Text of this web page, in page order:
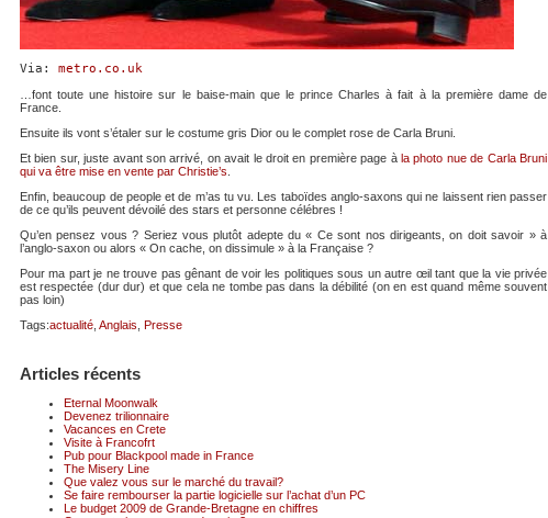
Via: metro.co.uk
…font toute une histoire sur le baise-main que le prince Charles à fait à la première dame de
France.
Ensuite ils vont s’étaler sur le costume gris Dior ou le complet rose de Carla Bruni.
Et bien sur, juste avant son arrivé, on avait le droit en première page à la photo nue de Carla Bruni
qui va être mise en vente par Christie’s
Enfin, beaucoup de people et de m’as tu vu. Les taboïdes anglo-saxons qui ne laissent rien passer
de ce qu’ils peuvent dévoilé des stars et personne célébres !
Qu’en pensez vous ? Seriez vous plutôt adepte du « Ce sont nos dirigeants, on doit savoir » à
l’anglo-saxon ou alors « On cache, on dissimule » à la Française ?
Pour ma part je ne trouve pas gênant de voir les politiques sous un autre œil tant que la vie privée
est respectée (dur dur) et que cela ne tombe pas dans la débilité (on en est quand même souvent
pas loin)
Tags:actualité Anglais Presse
Articles récents
Eternal Moonwalk
Devenez trilionnaire
Vacances en Crete
Visite à Francofrt
Pub pour Blackpool made in France
The Misery Line
Que valez vous sur le marché du travail?
Se faire rembourser la partie logicielle sur l’achat d’un PC
Le budget 2009 de Grande-Bretagne en chiffres